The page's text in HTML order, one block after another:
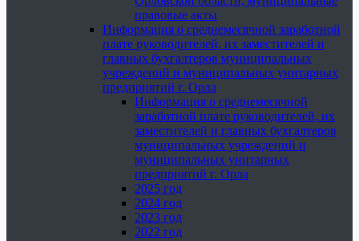
правовые акты
Информация о среднемесячной заработной
плате руководителей, их заместителей и
главных бухгалтеров муниципальных
учреждений и муниципальных унитарных
предприятий г. Орла
Информация о среднемесячной
заработной плате руководителей, их
заместителей и главных бухгалтеров
муниципальных учреждений и
муниципальных унитарных
предприятий г. Орла
2025 год
2024 год
2023 год
2022 год